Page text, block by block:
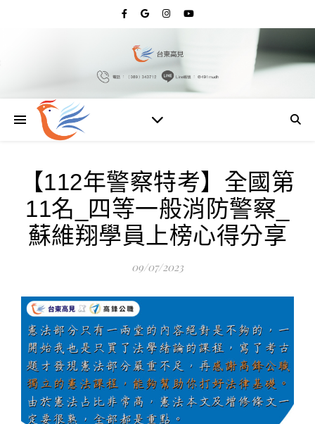
【112年警察特考】全國第
11名_四等一般消防警察_
蘇維翔學員上榜心得分享
09/07/2023